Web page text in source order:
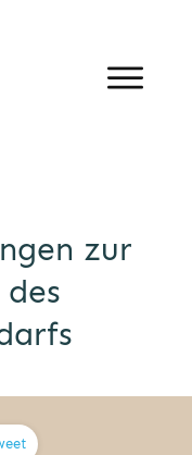
zur